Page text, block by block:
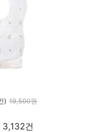
) 19,500원
건